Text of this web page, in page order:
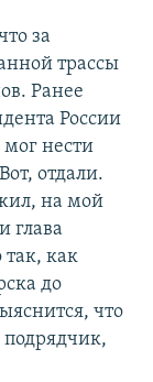
за
трассы
Ранее
России
нести
отдали.
на мой
глава
как
до
что
подрядчик,